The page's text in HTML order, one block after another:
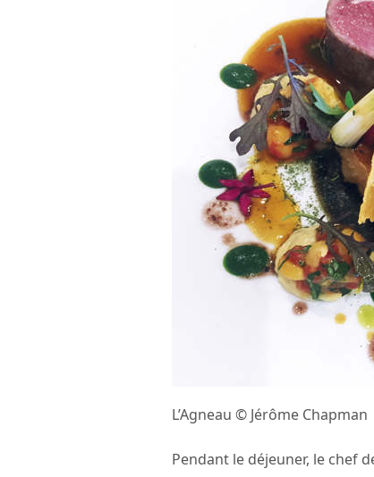
L’Agneau © Jérôme Chapman
Pendant le déjeuner, le chef